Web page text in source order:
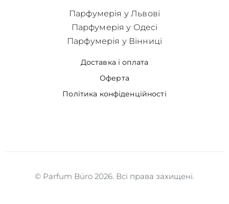
Доставка і оплата
Оферта
Політика конфіденційності
Парфумерія у Львові
Парфумерія у Одесі
Парфумерія у Вінниці
© Parfum Büro 2026. Всі права захищені.